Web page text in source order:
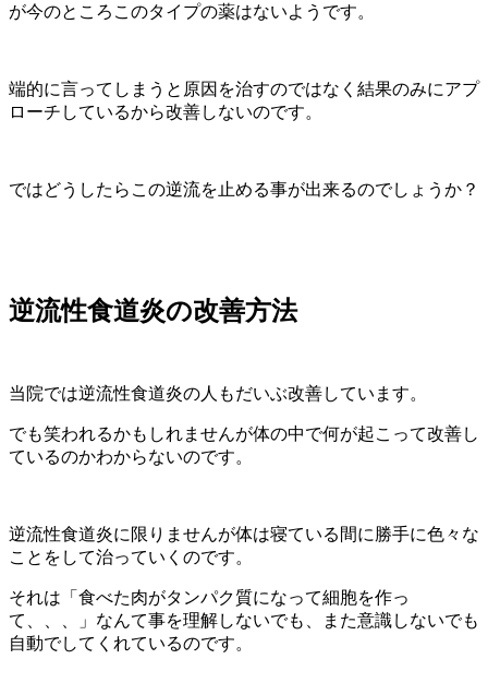
が今のところこのタイプの薬はないようです。
端的に言ってしまうと原因を治すのではなく結果のみにアプ
ローチしているから改善しないのです。
ではどうしたらこの逆流を止める事が出来るのでしょうか？
逆流性食道炎の改善方法
当院では逆流性食道炎の人もだいぶ改善しています。
でも笑われるかもしれませんが体の中で何が起こって改善し
ているのかわからないのです。
逆流性食道炎に限りませんが体は寝ている間に勝手に色々な
ことをして治っていくのです。
それは「食べた肉がタンパク質になって細胞を作っ
て、、、」なんて事を理解しないでも、また意識しないでも
自動でしてくれているのです。